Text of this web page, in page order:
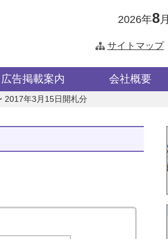
2026年8月
サイトマップ
広告掲載案内 会社概要
2017年3月15日開札分